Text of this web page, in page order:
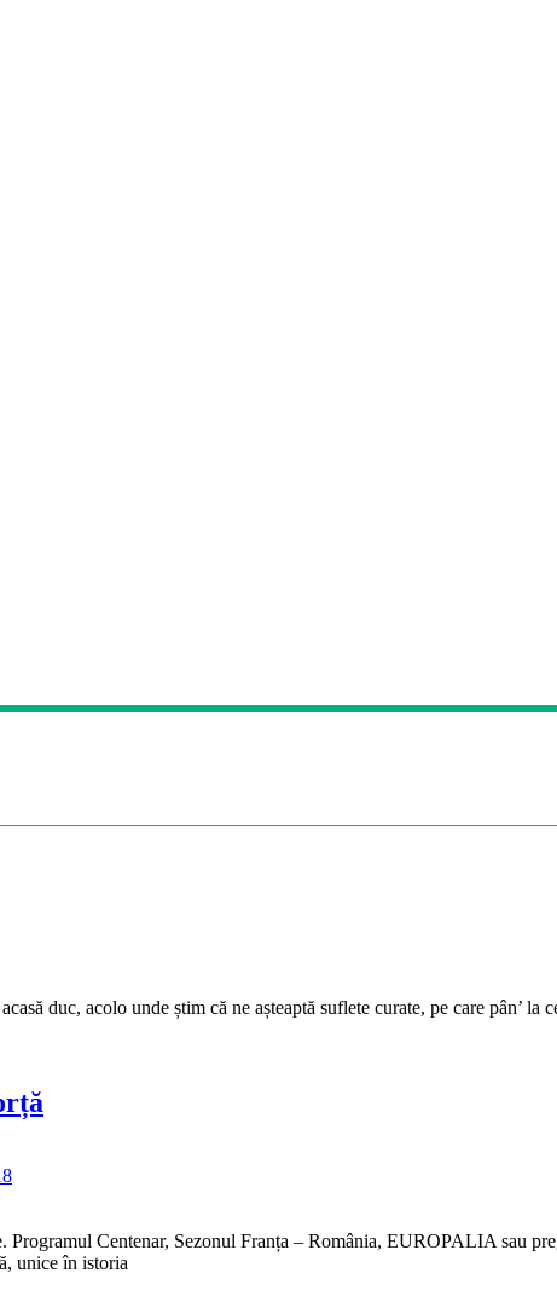
duc, acolo unde știm că ne așteaptă suflete curate, pe care pân’
Centenar, Sezonul Franța – România, EUROPALIA sau
unice în istoria